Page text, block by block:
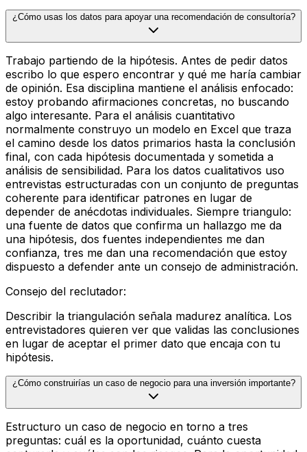
¿Cómo usas los datos para apoyar una recomendación de consultoría?
Trabajo partiendo de la hipótesis. Antes de pedir datos
escribo lo que espero encontrar y qué me haría cambiar
de opinión. Esa disciplina mantiene el análisis enfocado:
estoy probando afirmaciones concretas, no buscando
algo interesante. Para el análisis cuantitativo
normalmente construyo un modelo en Excel que traza
el camino desde los datos primarios hasta la conclusión
final, con cada hipótesis documentada y sometida a
análisis de sensibilidad. Para los datos cualitativos uso
entrevistas estructuradas con un conjunto de preguntas
coherente para identificar patrones en lugar de
depender de anécdotas individuales. Siempre triangulo:
una fuente de datos que confirma un hallazgo me da
una hipótesis, dos fuentes independientes me dan
confianza, tres me dan una recomendación que estoy
dispuesto a defender ante un consejo de administración.
Consejo del reclutador:
Describir la triangulación señala madurez analítica. Los
entrevistadores quieren ver que validas las conclusiones
en lugar de aceptar el primer dato que encaja con tu
hipótesis.
¿Cómo construirías un caso de negocio para una inversión importante?
Estructuro un caso de negocio en torno a tres
preguntas: cuál es la oportunidad, cuánto cuesta